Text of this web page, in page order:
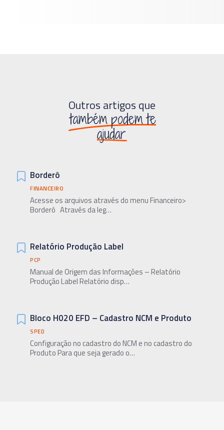
Outros artigos que
também podem te
ajudar
Borderô
FINANCEIRO
Acesse os arquivos através do menu Financeiro>
Borderô Através da leg…
Relatório Produção Label
PCP
Manual de Origem das Informações – Relatório
Produção Label Relatório disp…
Bloco H020 EFD – Cadastro NCM e Produto
SPED
Configuração no cadastro do NCM e no cadastro do
Produto Para que seja gerado o…